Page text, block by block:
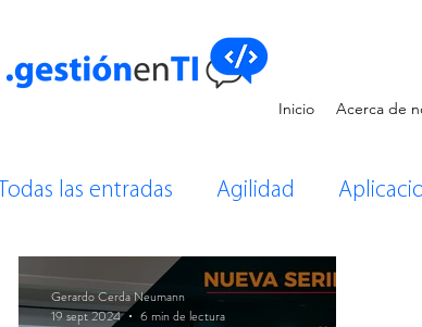
Inicio Acerca de
Todas las entradas Agilidad
Gestión de Proyectos Innovación
Gerardo Cerda Neumann
19 sept 2024
6 min de lectura